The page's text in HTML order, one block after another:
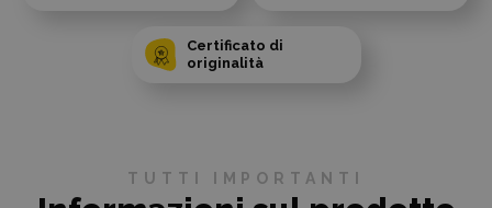
Certificato di
originalità
TUTTI IMPORTANTI